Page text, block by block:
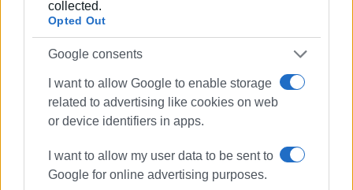
collected.
Opted Out
Google consents
I want to allow Google to enable storage
related to advertising like cookies on web
or device identifiers in apps.
I want to allow my user data to be sent to
Google for online advertising purposes.
«Κερκυραϊκά Σπορ» και από το 2000 και για 15
χρόνια στο «ΦΩΣ των ΣΠΟΡ». Από το 2015
εργάζεται στην «ΕΝΗΜΕΡΩΣΗ», ενώ
Channel (στα πρώτα χρόνια λειτουργίας του) και
Start TV, συνολικά 15 χρόνια.
Ακολουθήστε το enimerosi στοFacebook